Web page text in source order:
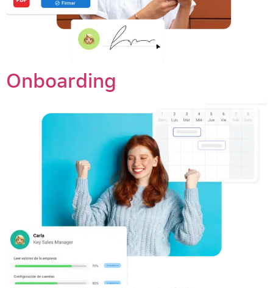
Onboarding